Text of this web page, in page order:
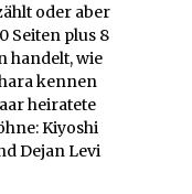
oder aber
Seiten plus 8
handelt, wie
kennen
heiratete
Kiyoshi
Dejan Levi